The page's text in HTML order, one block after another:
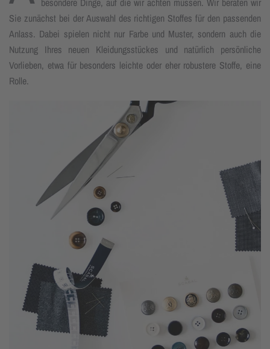
Sie zunächst bei der Auswahl des richtigen Stoffes für den passenden
Anlass. Dabei spielen nicht nur Farbe und Muster, sondern auch die
Nutzung Ihres neuen Kleidungsstückes und natürlich persönliche
Vorlieben, etwa für besonders leichte oder eher robustere Stoffe, eine
Rolle.